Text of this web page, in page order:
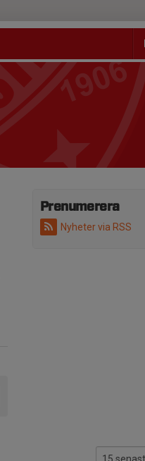
Prenumerera
Nyheter via RSS